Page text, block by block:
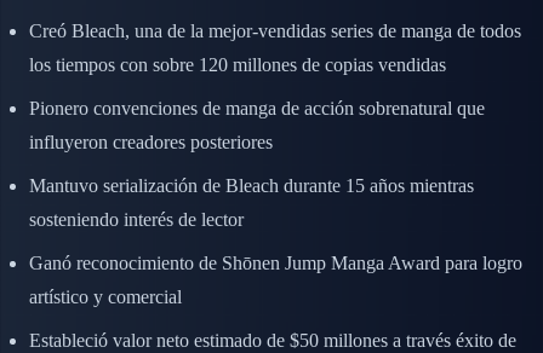
Creó Bleach, una de la mejor-vendidas series de manga de todos
los tiempos con sobre 120 millones de copias vendidas
Pionero convenciones de manga de acción sobrenatural que
influyeron creadores posteriores
Mantuvo serialización de Bleach durante 15 años mientras
sosteniendo interés de lector
Ganó reconocimiento de Shōnen Jump Manga Award para logro
artístico y comercial
Estableció valor neto estimado de $50 millones a través éxito de